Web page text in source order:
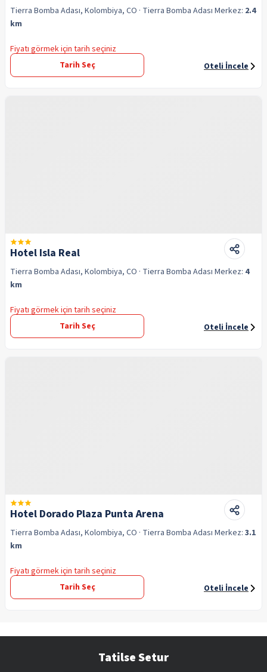
Tierra Bomba Adası, Kolombiya, CO · Tierra Bomba Adası Merkez: 2.4
km
Fiyatı görmek için tarih seçiniz
Tarih Seç
Oteli İncele
Hotel Isla Real
Tierra Bomba Adası, Kolombiya, CO · Tierra Bomba Adası Merkez: 4
km
Fiyatı görmek için tarih seçiniz
Tarih Seç
Oteli İncele
Hotel Dorado Plaza Punta Arena
Tierra Bomba Adası, Kolombiya, CO · Tierra Bomba Adası Merkez: 3.1
km
Fiyatı görmek için tarih seçiniz
Tarih Seç
Oteli İncele
Tatilse Setur